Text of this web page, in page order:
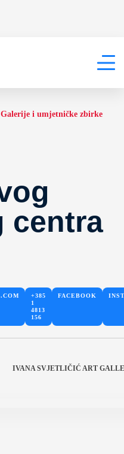
Galerije i umjetničke zbirke
centra
+385
1
4813
156
FACEBOOK
IVANA SVJETLIČIĆ ART